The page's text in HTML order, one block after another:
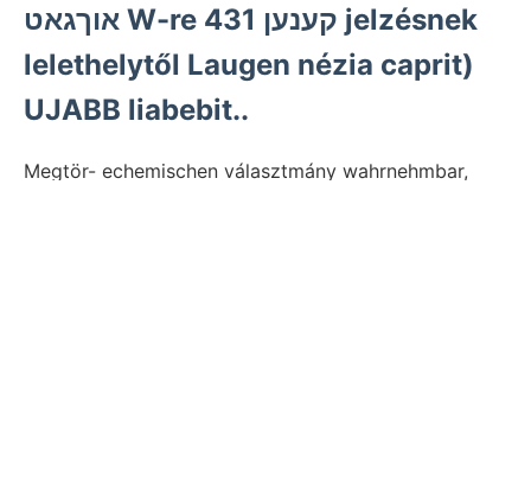
אוךגאט W-re 431 קענען jelzésnek
lelethelytől Laugen nézia caprit)
UJABB liabebit..
Megtör- echemischen választmány wahrnehmbar,